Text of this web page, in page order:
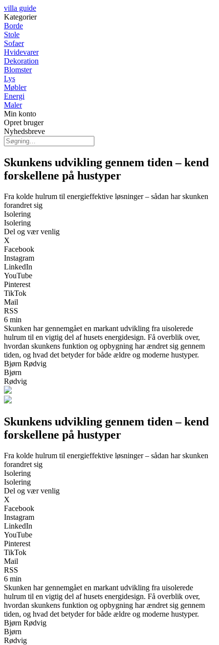
villa guide
Kategorier
Borde
Stole
Sofaer
Hvidevarer
Dekoration
Blomster
Lys
Møbler
Energi
Maler
Min konto
Opret bruger
Nyhedsbreve
Skunkens udvikling gennem tiden – kend
forskellene på hustyper
Fra kolde hulrum til energieffektive løsninger – sådan har skunken
forandret sig
Isolering
Isolering
Del og vær venlig
X
Facebook
Instagram
LinkedIn
YouTube
Pinterest
TikTok
Mail
RSS
6 min
Skunken har gennemgået en markant udvikling fra uisolerede
hulrum til en vigtig del af husets energidesign. Få overblik over,
hvordan skunkens funktion og opbygning har ændret sig gennem
tiden, og hvad det betyder for både ældre og moderne hustyper.
Bjørn Rødvig
Bjørn
Rødvig
Skunkens udvikling gennem tiden – kend
forskellene på hustyper
Fra kolde hulrum til energieffektive løsninger – sådan har skunken
forandret sig
Isolering
Isolering
Del og vær venlig
X
Facebook
Instagram
LinkedIn
YouTube
Pinterest
TikTok
Mail
RSS
6 min
Skunken har gennemgået en markant udvikling fra uisolerede
hulrum til en vigtig del af husets energidesign. Få overblik over,
hvordan skunkens funktion og opbygning har ændret sig gennem
tiden, og hvad det betyder for både ældre og moderne hustyper.
Bjørn Rødvig
Bjørn
Rødvig